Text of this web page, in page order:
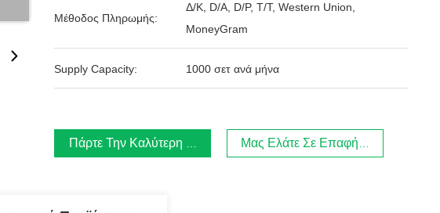
Μέθοδος Πληρωμής:
Δ/Κ, D/Α, D/P, T/T, Western Union,
MoneyGram
Supply Capacity: 1000 σετ ανά μήνα
Πάρτε Την Καλύτερη Τιμή Μας Ελάτε Σε Επαφή Με